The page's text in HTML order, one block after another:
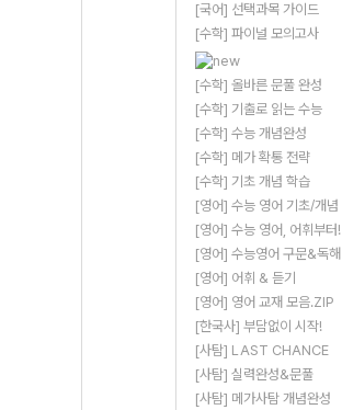
[국어] 선택과목 가이드
[수학] 파이널 모의고사
[수학] 올바른 문풀 완성
[수학] 기출로 읽는 수능
[수학] 수능 개념완성
[수학] 메가 확통 전략
[수학] 기초 개념 학습
[영어] 수능 영어 기초/개념
[영어] 수능 영어, 어휘부터!
[영어] 수능영어 구문&독해
[영어] 어휘 & 듣기
[영어] 영어 교재 모음.ZIP
[한국사] 부담없이 시작!
[사탐] LAST CHANCE
[사탐] 실력완성&문풀
[사탐] 메가사탐 개념완성